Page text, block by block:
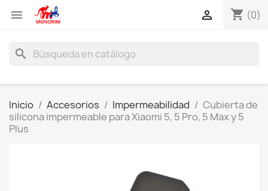
 shopping_cart (0)

search
Inicio Accesorios Impermeabilidad
Cubierta de
silicona impermeable para Xiaomi 5, 5 Pro, 5 Max y 5
Plus